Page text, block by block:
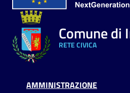
Comune di
RETE CIVICA
AMMINISTRAZIONE